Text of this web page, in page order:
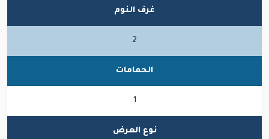
غرف النوم
2
الحمامات
1
نوع العرض